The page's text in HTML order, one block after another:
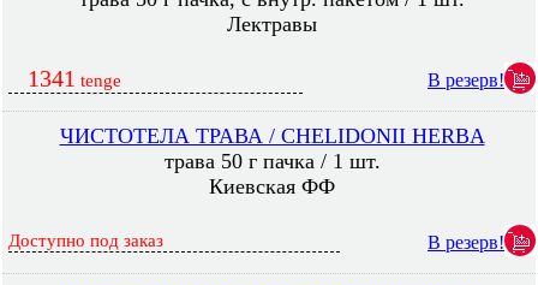
Лектравы
1341 tenge В резерв!
ЧИСТОТЕЛА ТРАВА / CHELIDONII HERBA
трава 50 г пачка / 1 шт.
Киевская ФФ
Доступно под заказ В резерв!